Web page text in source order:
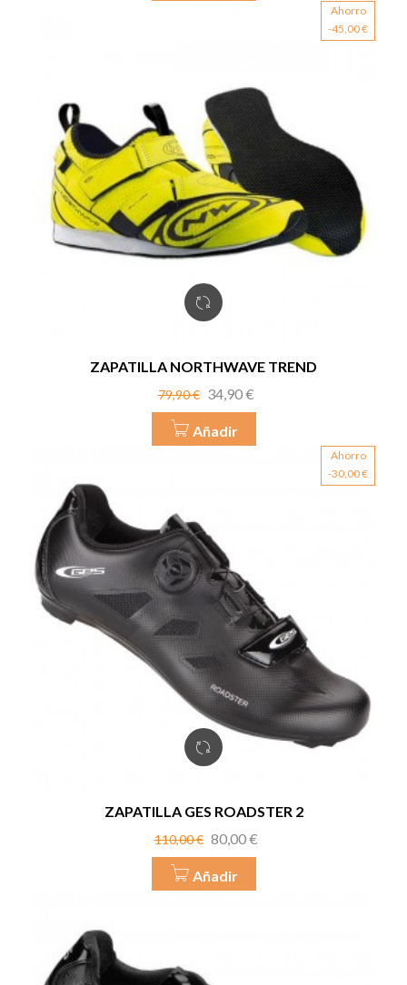
Ahorro
-45,00 €
ZAPATILLA NORTHWAVE TREND
Precio
base
79,90 € Precio
34,90 €
Añadir
Ahorro
-30,00 €
ZAPATILLA GES ROADSTER 2
Precio
110,00 € Precio
80,00 €
Añadir